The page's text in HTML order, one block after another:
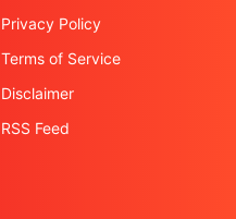
Privacy Policy
Terms of Service
Disclaimer
RSS Feed